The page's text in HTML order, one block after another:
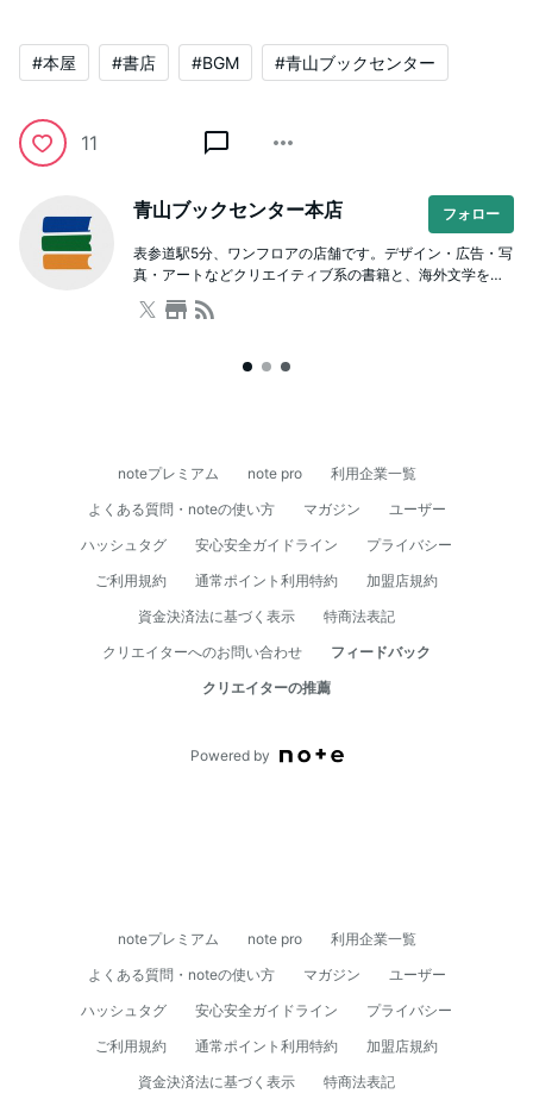
#本屋 #書店 #BGM #青山ブックセンター
11
青山ブックセンター本店 フォロー
表参道駅5分、ワンフロアの店舗です。デザイン・広告・写
真・アートなどクリエイティブ系の書籍と、海外文学をは
じめとした文芸や人文書が充実。本を通じた学び場として
のスクールも併設しており、著者を招いたイベントも開催
noteプレミアム note pro
利用企業一覧
よくある質問・noteの使い方
マガジン
ユーザー
ハッシュタグ
安心安全ガイドライン
プライバシー
ご利用規約
通常ポイント利用特約
加盟店規約
資⾦決済法に基づく表⽰
特商法表記
クリエイターへのお問い合わせ
フィードバック
クリエイターの推薦
Powered by
noteプレミアム note pro
利用企業一覧
よくある質問・noteの使い方
マガジン
ユーザー
ハッシュタグ
安心安全ガイドライン
プライバシー
ご利用規約
通常ポイント利用特約
加盟店規約
資⾦決済法に基づく表⽰
特商法表記